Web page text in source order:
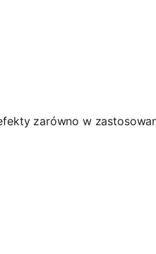
zarówno w